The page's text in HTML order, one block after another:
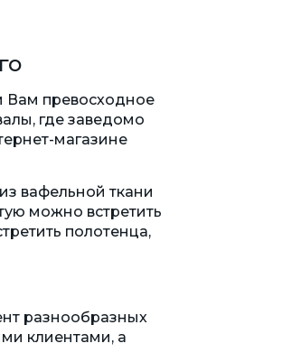
Вам превосходное
где заведомо
магазине
вафельной ткани
можно встретить
полотенца,
разнообразных
клиентами, а